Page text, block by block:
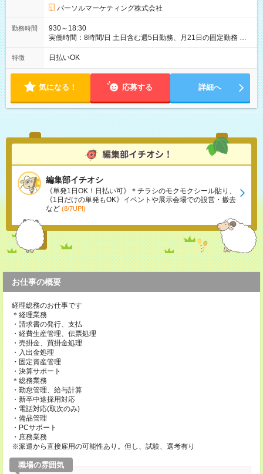
パーソルマーケティング株式会社
勤務時間
930～18:30
実働時間：8時間/日 土日含む週5日勤務、月21日の固定勤務 ※
実働8h/休憩1h勤務、残業ほぼ無し（5h/月）
特徴 日払いOK
気になる！ 応募する 詳細へ
編集部イチオシ
《単発1日OK！日払い可》＊チラシのモクモクシール貼り、
《1日だけの単発もOK》イベントや展示会場での設営・撤去
など (8/7UP!)
お仕事の概要
経理総務のお仕事です
＊経理業務
・請求書の発行、支払
・経費生産管理、伝票処理
・売掛金、買掛金処理
・入出金処理
・固定資産管理
・決算サポート
＊総務業務
・勤怠管理、給与計算
・新卒中途採用対応
・電話対応(取次のみ)
・備品管理
・PCサポート
・庶務業務
※派遣から直接雇用の可能性あり。但し、試験、選考有り
職場の雰囲気